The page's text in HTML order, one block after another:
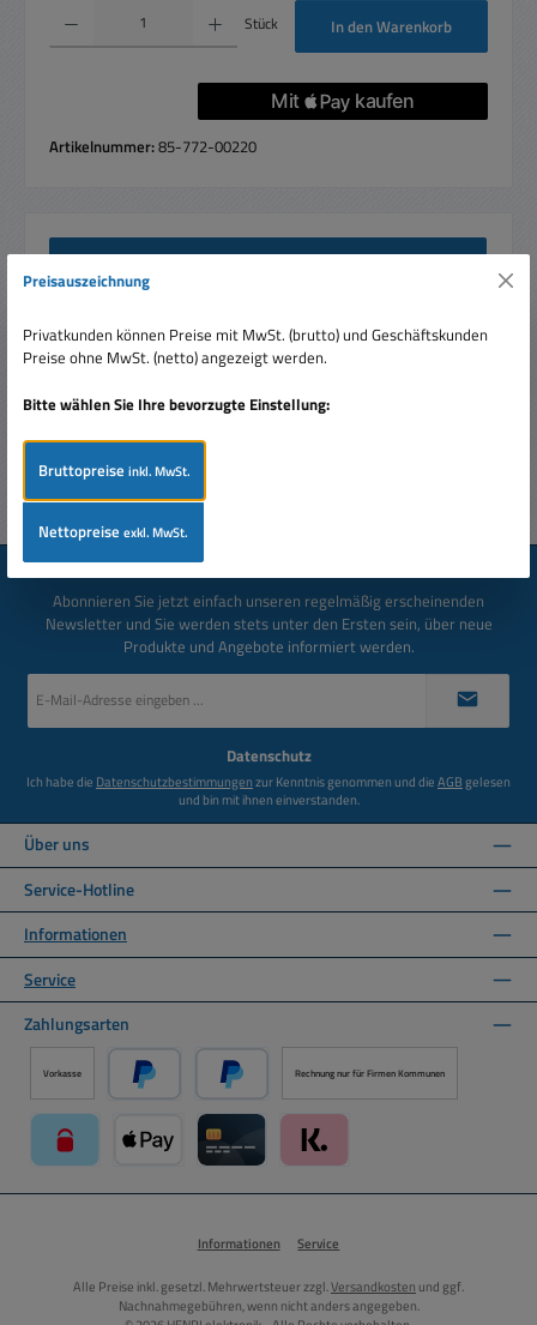
Produkt Anzahl: Gib den gewünschten Wert ein oder benutze die Schaltflächen um
Stück In den Warenkorb
Artikelnummer:85-772-00220
Beschreibung
Schutzecke Metallecke grosse Ausführung mit 3 Schenkel je
Transportbehälter et…Mehr
Newsletter
Abonnieren Sie jetzt einfach unseren regelmäßig erscheinenden
Newsletter und Sie werden stets unter den Ersten sein, über neue
Produkte und Angebote informiert werden.
Mail-
Datenschutz
Ich habe die Datenschutzbestimmungenzur Kenntnis genommen und dieAGBgelesen
und bin mit ihnen einverstanden.
Über uns
Service-Hotline
Informationen
Service
Zahlungsarten
Vorkasse
Später Bezahlen über PayPal
Rechnung nur für Firmen Kommunen
Informationen Service
Alle Preise inkl. gesetzl. Mehrwertsteuer zzgl.Versandkosten und ggf.
Nachnahmegebühren, wenn nicht anders angegeben.
Preisauszeichnung
Privatkunden können Preise mit MwSt. (brutto) und Geschäftskunden
Preise ohne MwSt. (netto) angezeigt werden.
Bitte wählen Sie Ihre bevorzugte Einstellung:
Bruttopreiseinkl. MwSt.
Nettopreiseexkl. MwSt.